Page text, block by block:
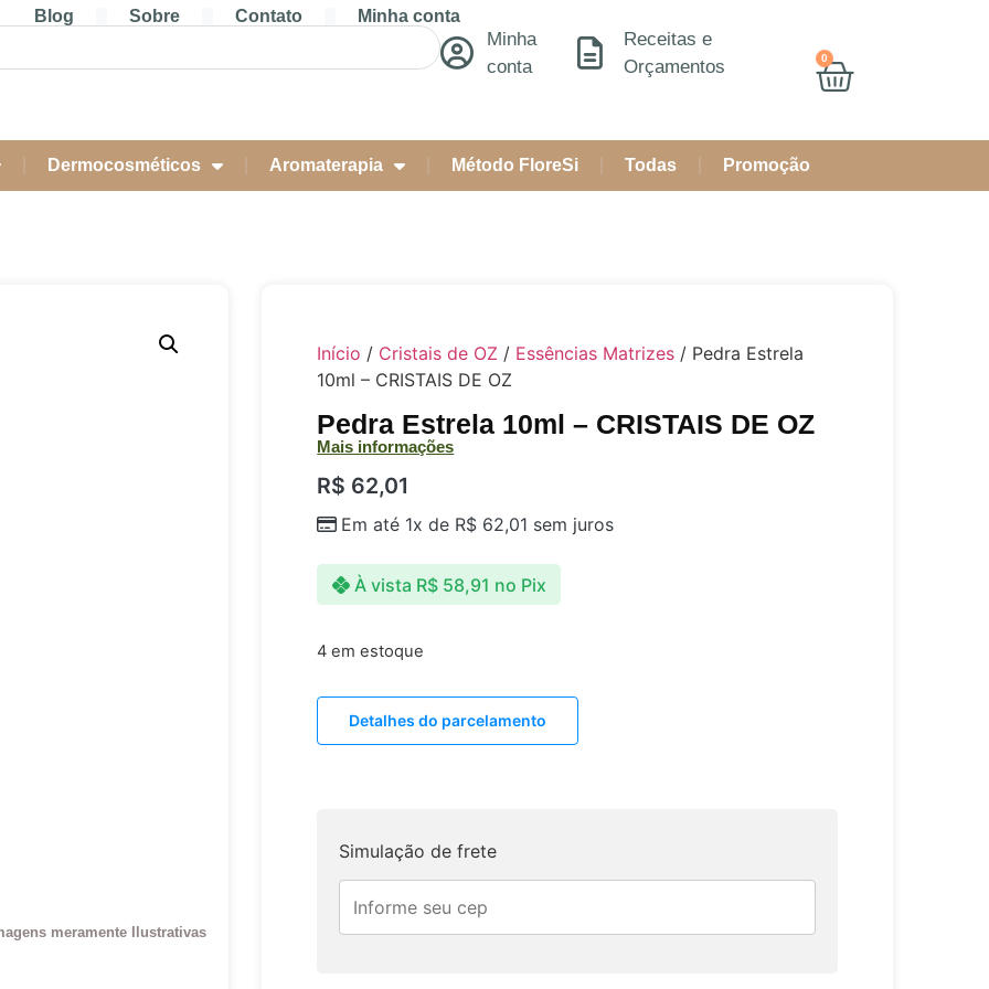
Blog Sobre Contato Minha conta
Minha
conta
Receitas e
Orçamentos
0
Dermocosméticos Aromaterapia Método FloreSi Todas Promoção
meramente Ilustrativas
Início / Cristais de OZ / Essências Matrizes / Pedra Estrela
10ml – CRISTAIS DE OZ
Pedra Estrela 10ml – CRISTAIS DE OZ
Mais informações
R$ 62,01
Em até 1x de R$ 62,01 sem juros
À vista R$58,91 no Pix
4 em estoque
Detalhes do parcelamento
Simulação de frete